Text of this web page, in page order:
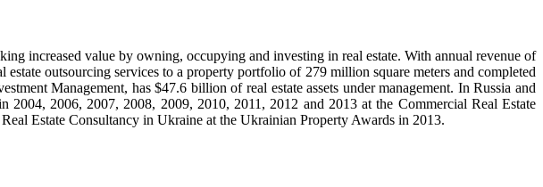
increased value by owning, occupying and investing in real estate. With annual revenue of
outsourcing services to a property portfolio of 279 million square meters and completed
Management, has $47.6 billion of real estate assets under management. In Russia and
2006, 2007, 2008, 2009, 2010, 2011, 2012 and 2013 at the Commercial Real Estate
Estate Consultancy in Ukraine at the Ukrainian Property Awards in 2013.